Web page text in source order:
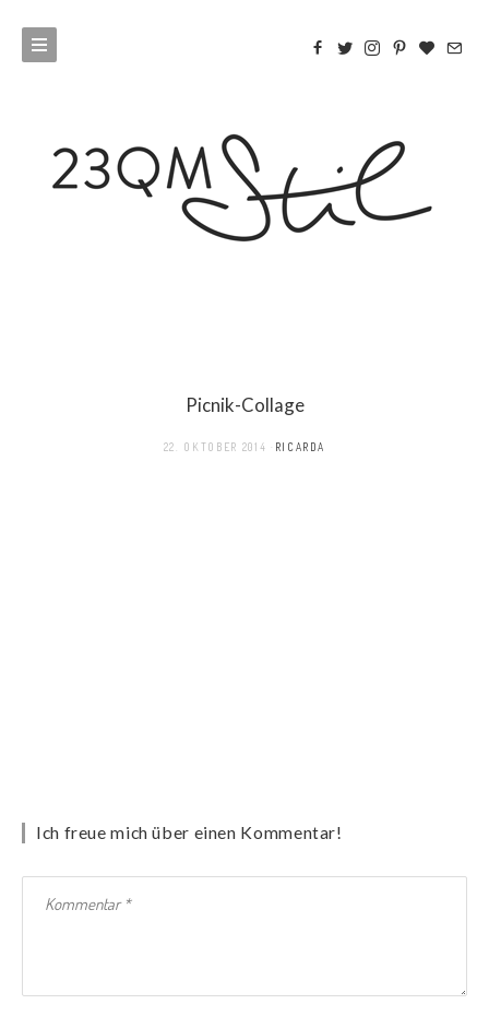
Picnik-Collage
22. OKTOBER 2014 RICARDA
Ich freue mich über einen Kommentar!